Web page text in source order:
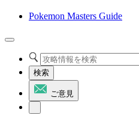
Pokemon Masters Guide
検索
ご意見